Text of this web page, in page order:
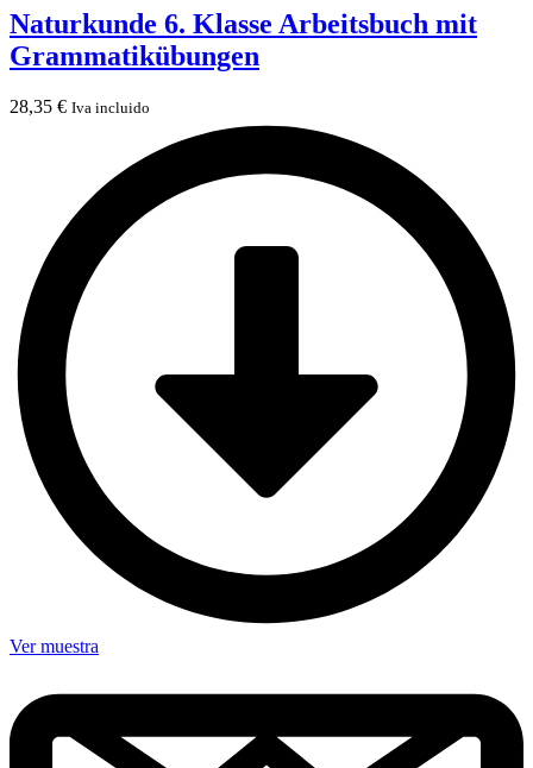
Naturkunde 6. Klasse Arbeitsbuch mit
Grammatikübungen
28,35 € Iva incluido
Ver muestra